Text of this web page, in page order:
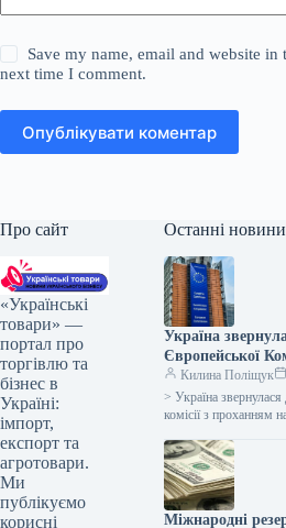
Save my name, email and website in
next time I comment.
Опублікувати коментар
Про сайт
«Українські
товари» —
портал про
торгівлю та
бізнес в
Україні:
імпорт,
експорт та
агротовари.
Ми
публікуємо
корисні
Останні новини
Україна
Європейської
проханням про
мільйонів євро
блокадою портів.
Килина Поліщук
> Україна
комісії з проханням
покриття відсотків
Міжнародні